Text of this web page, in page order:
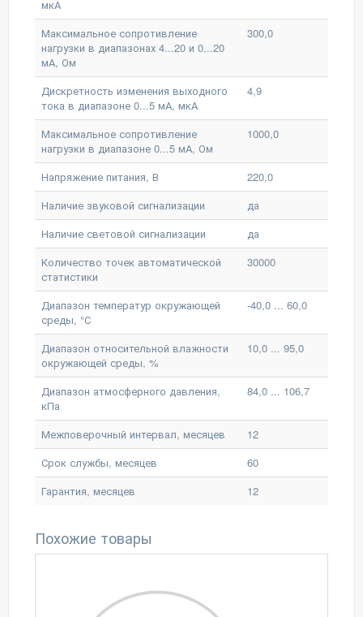
мкА
Максимальное сопротивление
нагрузки в диапазонах 4...20 и 0...20
мА, Ом
300,0
Дискретность изменения выходного
тока в диапазоне 0...5 мА, мкА
4,9
Максимальное сопротивление
нагрузки в диапазоне 0...5 мА, Ом
1000,0
Напряжение питания, В
220,0
Наличие звуковой сигнализации
да
Наличие световой сигнализации
да
Количество точек автоматической
статистики
30000
Диапазон температур окружающей
среды, °С
-40,0 ... 60,0
Диапазон относительной влажности
окружающей среды, %
10,0 ... 95,0
Диапазон атмосферного давления,
кПа
84,0 ... 106,7
Межповерочный интервал, месяцев
12
Срок службы, месяцев
60
Гарантия, месяцев
12
Похожие товары